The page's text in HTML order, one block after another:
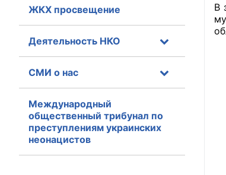
В
ЖКХ просвещение
Деятельность НКО
СМИ о нас
Международный
общественный трибунал по
преступлениям украинских
неонацистов